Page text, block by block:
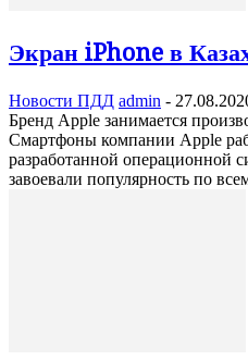
Экран iPhone в
Новости ПДД admin -
Бренд Apple занимается
Смартфоны компании Apple
разработанной операционной
завоевали популярность по